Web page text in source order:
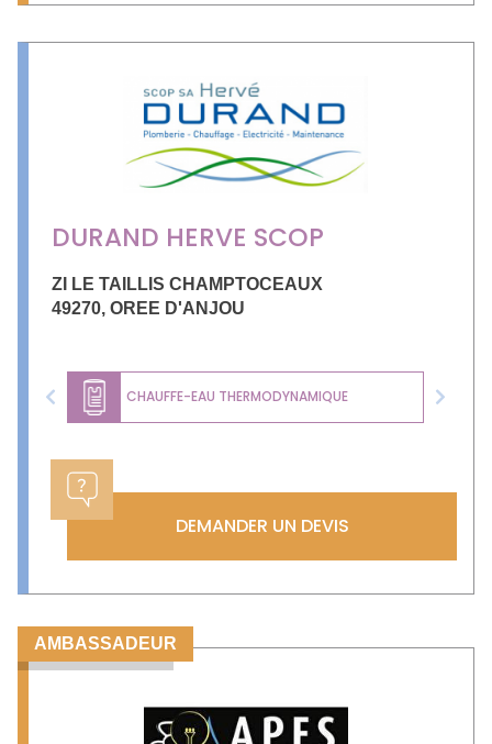
DURAND HERVE SCOP
ZI LE TAILLIS CHAMPTOCEAUX
49270, OREE D'ANJOU
CHAUFFE-EAU THERMODYNAMIQUE
Previous Next
DEMANDER UN DEVIS
AMBASSADEUR